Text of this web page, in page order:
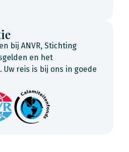
bij ANVR, Stichting
en het
reis is bij ons in goede